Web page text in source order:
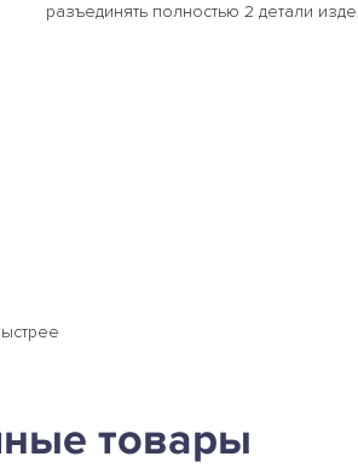
разъединять полностью 2 детали
товары